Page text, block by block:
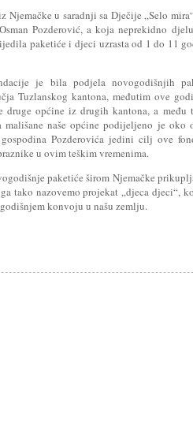
Njemačke u saradnji sa Dječije „Selo
Pozderović, a koja neprekidno
paketiće i djeci uzrasta od 1 do 11
je bila podjela novogodišnjih
Tuzlanskog kantona, međutim ove
općine iz drugih kantona, a među
naše općine podijeljeno je oko
Pozderovića jedini cilj ove
u ovim teškim vremenima.
paketiće širom Njemačke
tako nazovemo projekat „djeca djeci“,
konvoju u našu zemlju.